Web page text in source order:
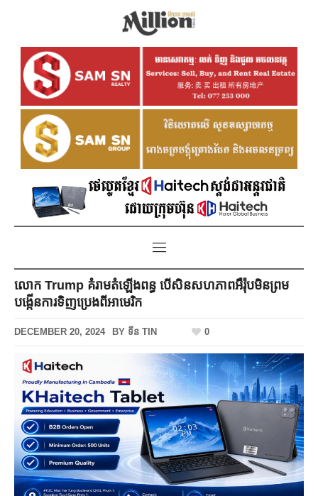
លោក Trump គំរាមតំឡើងពន្ធ បើសិនសហភាពអឺរ៉ុបមិនព្រម
បង្កើនការទិញប្រេងពីអាមេរិក
DECEMBER 20, 2024 BY ទីន TIN 0